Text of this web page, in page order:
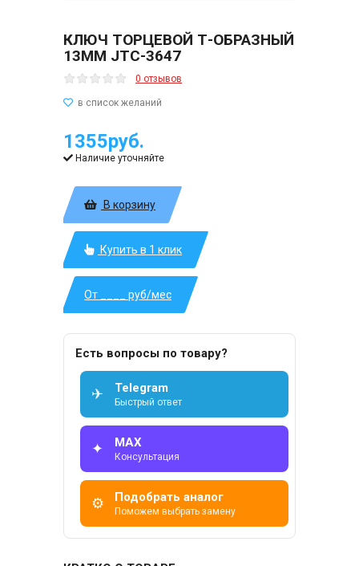
КЛЮЧ ТОРЦЕВОЙ Т-ОБРАЗНЫЙ
13ММ JTC-3647
0 отзывов
1355руб.
Наличие уточняйте
В корзину
Купить в 1 клик
От ____ руб/мес
Есть вопросы по товару?
✈ Telegram
Быстрый ответ
✦ MAX
Консультация
⚙ Подобрать аналог
Поможем выбрать замену